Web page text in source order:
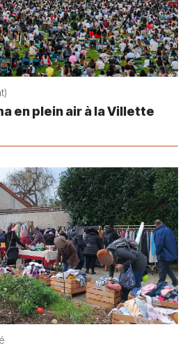
en plein air à la Villette